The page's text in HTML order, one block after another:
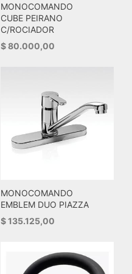
MONOCOMANDO
CUBE PEIRANO
C/ROCIADOR
$80.000,00
MONOCOMANDO
EMBLEM DUO PIAZZA
$135.125,00